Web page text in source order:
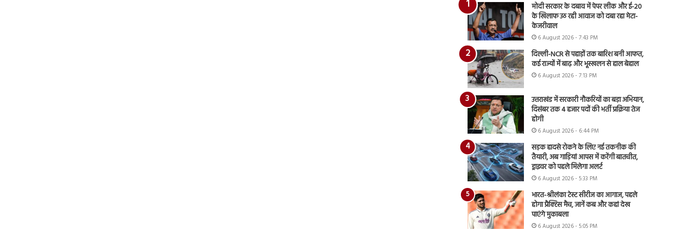
मोदी सरकार के दबाव में पेपर लीक और ई-20
के खिलाफ उठ रही आवाज को दबा रहा मेटा-
केजरीवाल
6 August 2026 - 7:43 PM
दिल्ली-NCR से पहाड़ों तक बारिश बनी आफत,
कई राज्यों में बाढ़ और भूस्खलन से हाल बेहाल
6 August 2026 - 7:13 PM
उत्तराखंड में सरकारी नौकरियों का बड़ा अभियान,
दिसंबर तक 4 हजार पदों की भर्ती प्रक्रिया तेज
होगी
6 August 2026 - 6:44 PM
सड़क हादसे रोकने के लिए नई तकनीक की
तैयारी, अब गाड़ियां आपस में करेंगी बातचीत,
ड्राइवर को पहले मिलेगा अलर्ट
6 August 2026 - 5:33 PM
भारत-श्रीलंका टेस्ट सीरीज का आगाज, पहले
होगा प्रैक्टिस मैच, जानें कब और कहां देख
पाएंगे मुकाबला
6 August 2026 - 5:05 PM